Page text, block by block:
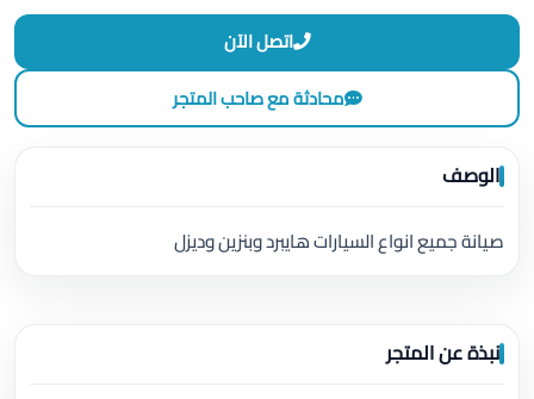
اتصل الآن
محادثة مع صاحب المتجر
الوصف
صيانة جميع انواع السيارات هايبرد وبنزين وديزل
نبذة عن المتجر